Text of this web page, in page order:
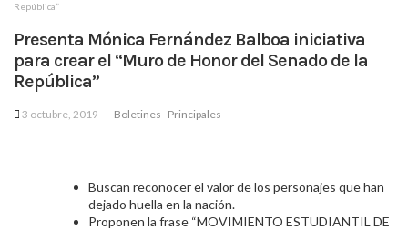
República”
Presenta Mónica Fernández Balboa iniciativa
para crear el “Muro de Honor del Senado de la
República”
3 octubre, 2019 Boletines Principales
Buscan reconocer el valor de los personajes que han
dejado huella en la nación.
Proponen la frase “MOVIMIENTO ESTUDIANTIL DE